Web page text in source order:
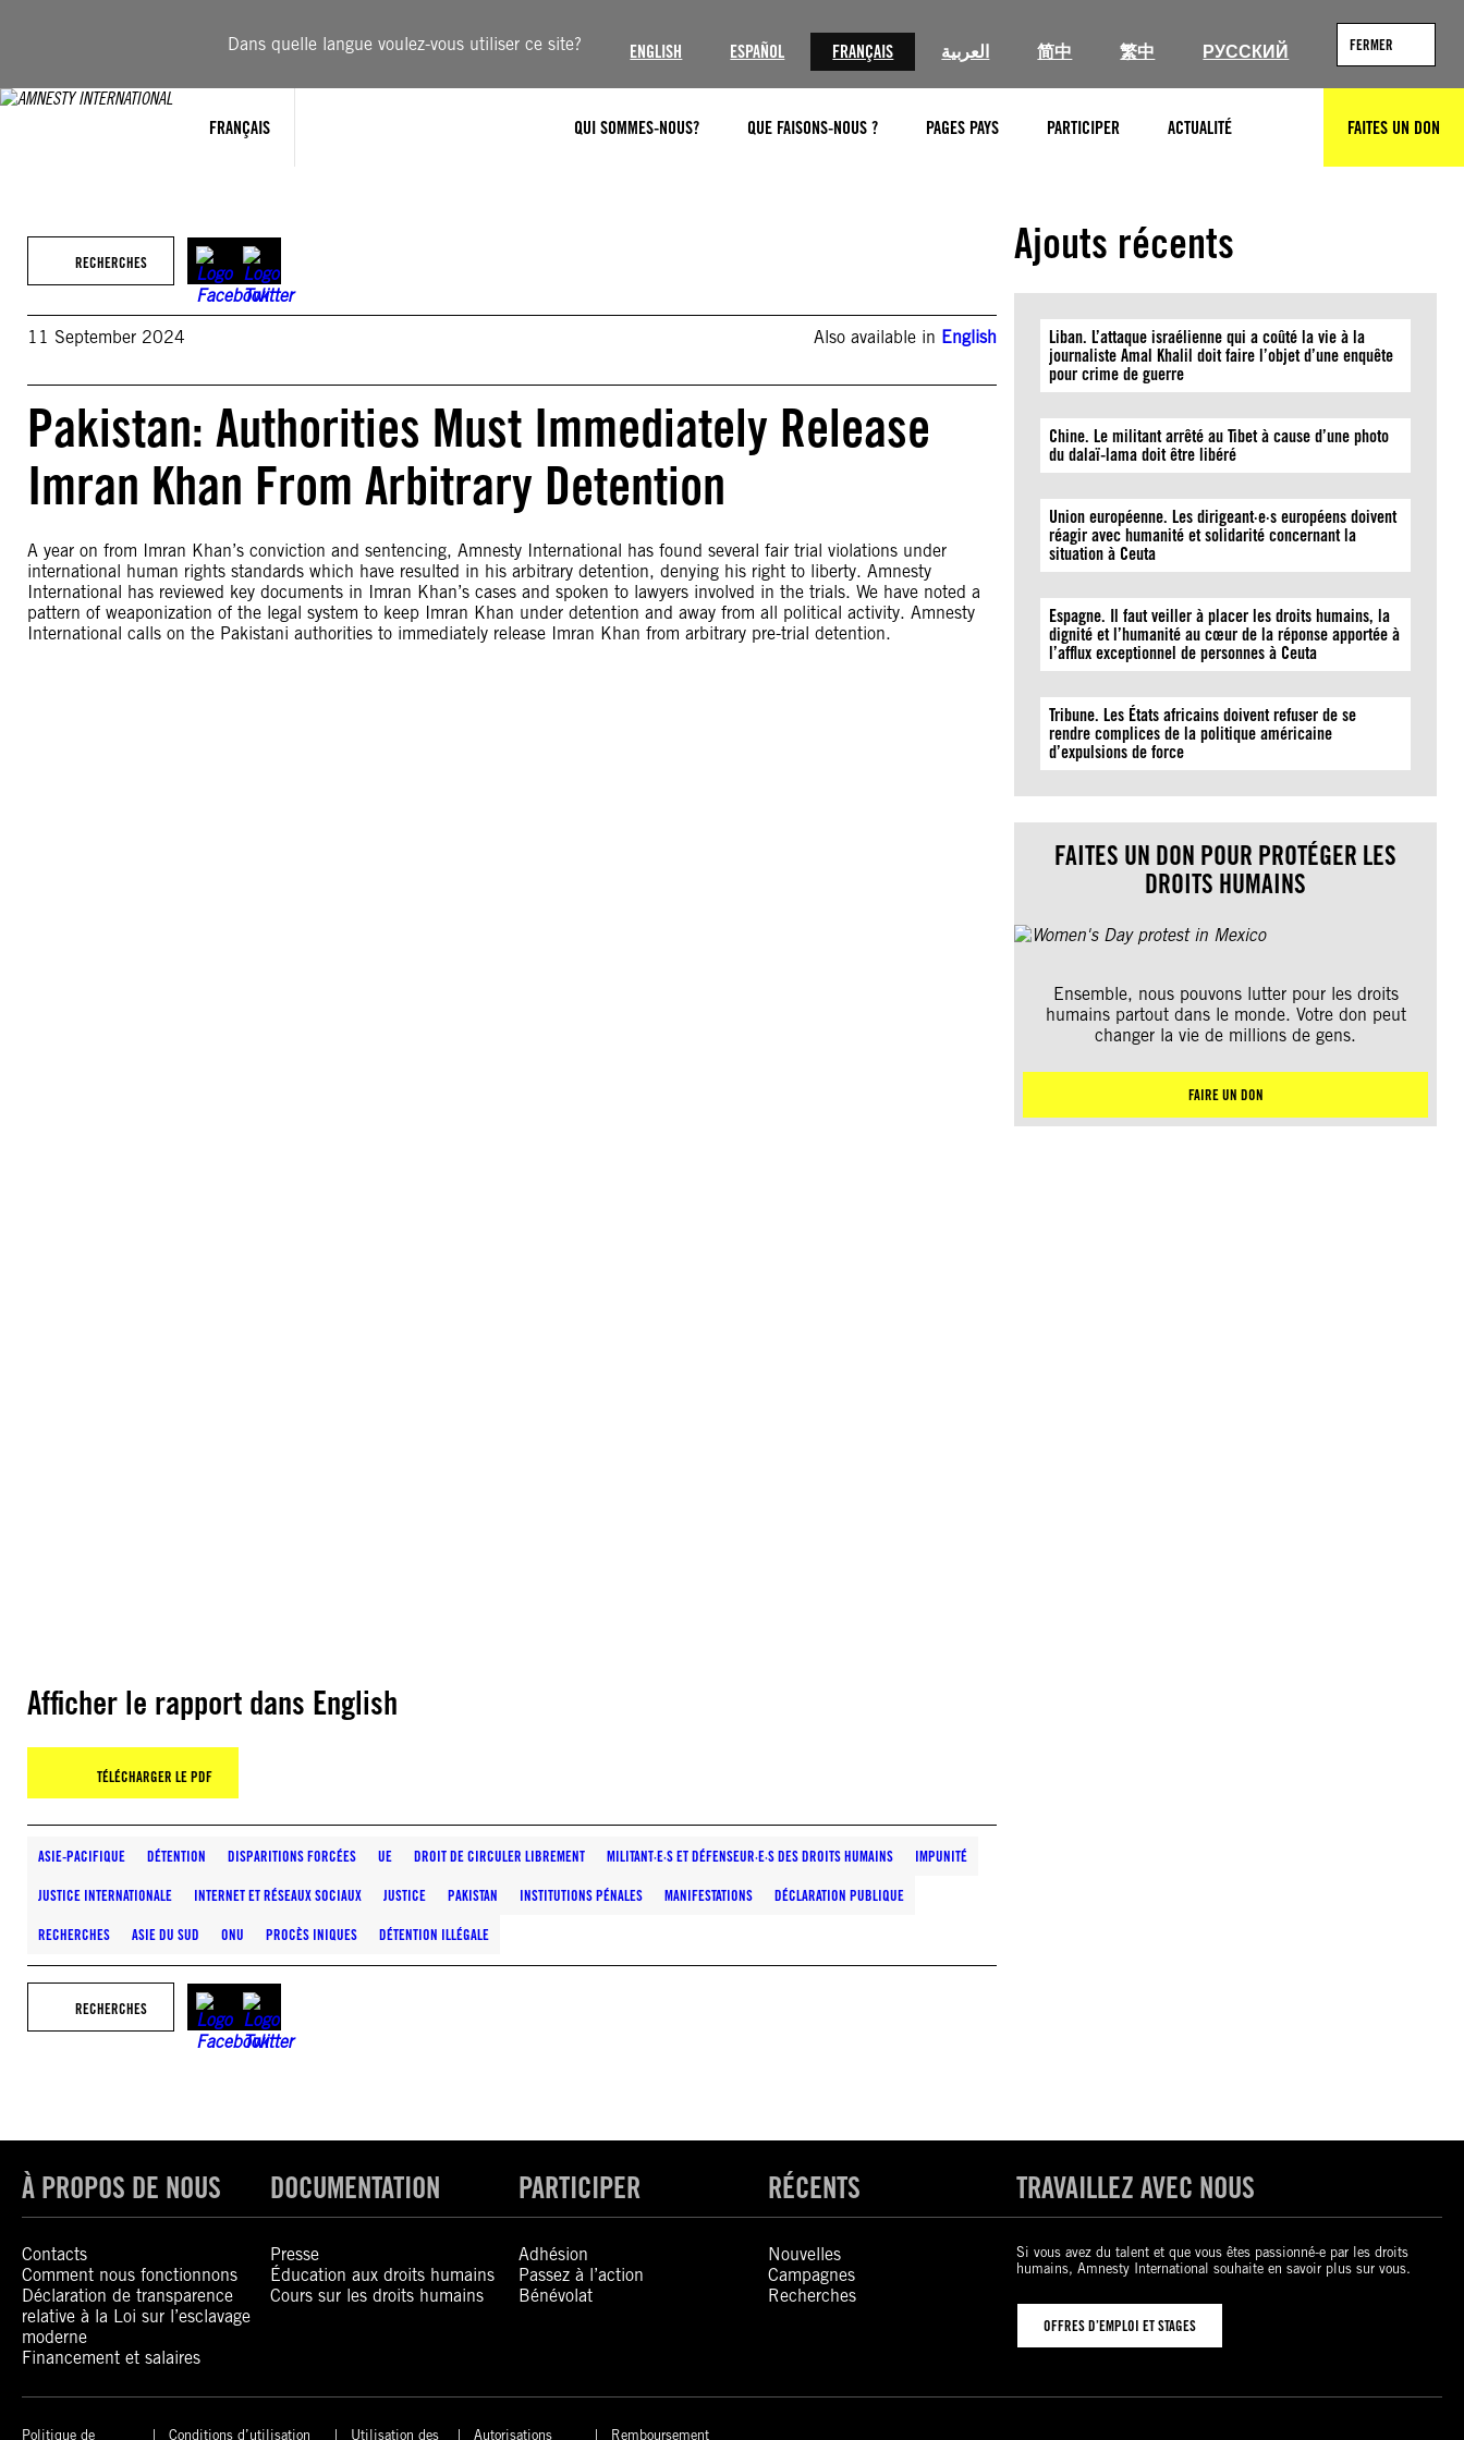
Dans quelle langue voulez-vous utiliser ce site? ENGLISH ESPAÑOL FRANÇAIS العربية 简中 繁中 РУССКИЙ FERMER
FRANÇAIS QUI SOMMES-NOUS? QUE FAISONS-NOUS ? PAGES PAYS PARTICIPER ACTUALITÉ RECHERCHERFAITES UN DON
RECHERCHES
11 September 2024 Also available in English
Pakistan: Authorities Must Immediately Release
Imran Khan From Arbitrary Detention
A year on from Imran Khan’s conviction and sentencing, Amnesty International has found several fair trial violations under
international human rights standards which have resulted in his arbitrary detention, denying his right to liberty. Amnesty
International has reviewed key documents in Imran Khan’s cases and spoken to lawyers involved in the trials. We have noted a
pattern of weaponization of the legal system to keep Imran Khan under detention and away from all political activity. Amnesty
International calls on the Pakistani authorities to immediately release Imran Khan from arbitrary pre-trial detention.
Afficher le rapport dans English
TÉLÉCHARGER LE PDF
ASIE-PACIFIQUE DÉTENTION DISPARITIONS FORCÉES UE DROIT DE CIRCULER LIBREMENT MILITANT·E·S ET DÉFENSEUR·E·S DES DROITS HUMAINS IMPUNITÉ
JUSTICE INTERNATIONALE INTERNET ET RÉSEAUX SOCIAUX JUSTICE PAKISTAN INSTITUTIONS PÉNALES MANIFESTATIONS DÉCLARATION PUBLIQUE
RECHERCHES ASIE DU SUD ONU PROCÈS INIQUES DÉTENTION ILLÉGALE
RECHERCHES
Ajouts récents
Liban. L’attaque israélienne qui a coûté la vie à la
journaliste Amal Khalil doit faire l’objet d’une enquête
pour crime de guerre
Chine. Le militant arrêté au Tibet à cause d’une photo
du dalaï-lama doit être libéré
Union européenne. Les dirigeant·e·s européens doivent
réagir avec humanité et solidarité concernant la
situation à Ceuta
Espagne. Il faut veiller à placer les droits humains, la
dignité et l’humanité au cœur de la réponse apportée à
l’afflux exceptionnel de personnes à Ceuta
Tribune. Les États africains doivent refuser de se
rendre complices de la politique américaine
d’expulsions de force
FAITES UN DON POUR PROTÉGER LES
DROITS HUMAINS
Ensemble, nous pouvons lutter pour les droits
humains partout dans le monde. Votre don peut
changer la vie de millions de gens.
FAIRE UN DON
À PROPOS DE NOUS
Contacts
Comment nous fonctionnons
Déclaration de transparence
relative à la Loi sur l’esclavage
moderne
Financement et salaires
DOCUMENTATION
Presse
Éducation aux droits humains
Cours sur les droits humains
PARTICIPER
Adhésion
Passez à l’action
Bénévolat
RÉCENTS
Nouvelles
Campagnes
Recherches
TRAVAILLEZ AVEC NOUS
Si vous avez du talent et que vous êtes passionné-e par les droits
humains, Amnesty International souhaite en savoir plus sur vous.
OFFRES D’EMPLOI ET STAGES
Politique de Conditions d’utilisation Utilisation des Autorisations Remboursement